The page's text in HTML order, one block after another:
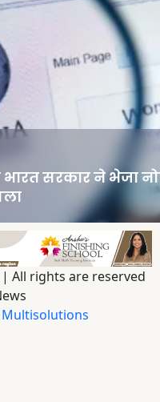
ने भेजा नोटिस, पढ़ें
All rights are reserved